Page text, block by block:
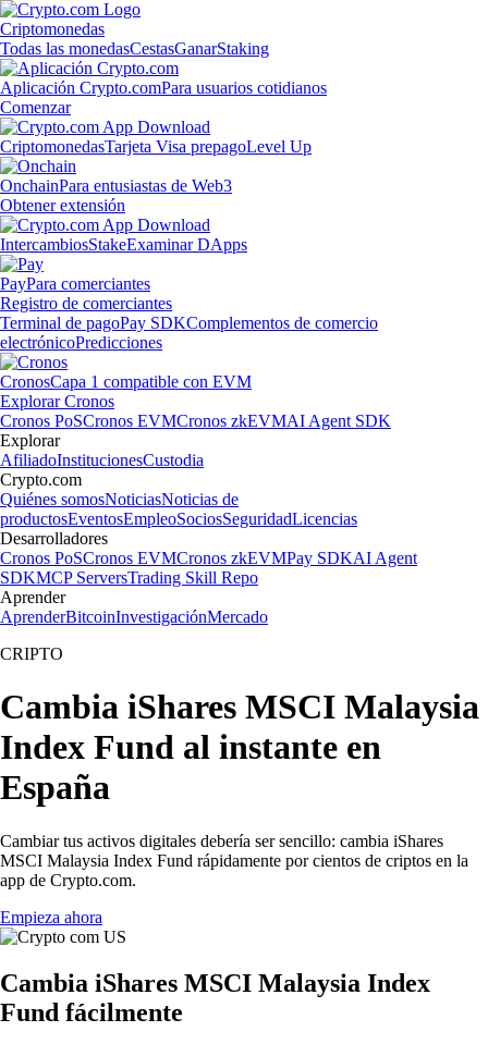
Criptomonedas
Todas las monedasCestasGanarStaking
Aplicación Crypto.comPara usuarios cotidianos
Comenzar
CriptomonedasTarjeta Visa prepagoLevel Up
OnchainPara entusiastas de Web3
Obtener extensión
IntercambiosStakeExaminar DApps
PayPara comerciantes
Registro de comerciantes
Terminal de pagoPay SDKComplementos de comercio
electrónicoPredicciones
CronosCapa 1 compatible con EVM
Explorar Cronos
Cronos PoSCronos EVMCronos zkEVMAI Agent SDK
Explorar
AfiliadoInstitucionesCustodia
Crypto.com
Quiénes somosNoticiasNoticias de
productosEventosEmpleoSociosSeguridadLicencias
Desarrolladores
Cronos PoSCronos EVMCronos zkEVMPay SDKAI Agent
SDKMCP ServersTrading Skill Repo
Aprender
AprenderBitcoinInvestigaciónMercado
CRIPTO
Cambia iShares MSCI Malaysia
Index Fund al instante en
España
Cambiar tus activos digitales debería ser sencillo: cambia iShares
MSCI Malaysia Index Fund rápidamente por cientos de criptos en la
app de Crypto.com.
Empieza ahora
Cambia iShares MSCI Malaysia Index
Fund fácilmente